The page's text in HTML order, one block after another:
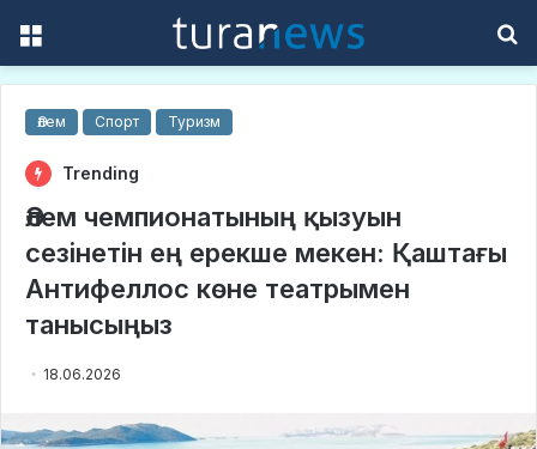
Әлем Спорт Туризм
Trending
Әлем чемпионатының қызуын
сезінетін ең ерекше мекен: Қаштағы
Антифеллос көне театрымен
танысыңыз
18.06.2026